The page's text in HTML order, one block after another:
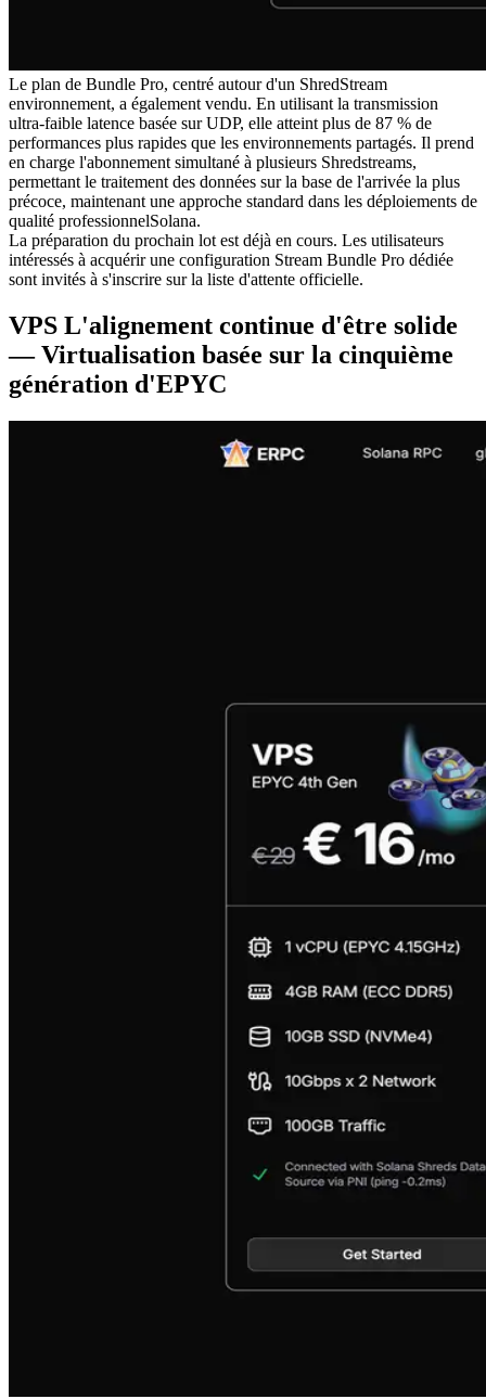
Le plan de Bundle Pro, centré autour d'un ShredStream
environnement, a également vendu. En utilisant la transmission
ultra-faible latence basée sur UDP, elle atteint plus de 87 % de
performances plus rapides que les environnements partagés. Il prend
en charge l'abonnement simultané à plusieurs Shredstreams,
permettant le traitement des données sur la base de l'arrivée la plus
précoce, maintenant une approche standard dans les déploiements de
qualité professionnelSolana.
La préparation du prochain lot est déjà en cours. Les utilisateurs
intéressés à acquérir une configuration Stream Bundle Pro dédiée
sont invités à s'inscrire sur la liste d'attente officielle.
VPS L'alignement continue d'être solide
— Virtualisation basée sur la cinquième
génération d'EPYC